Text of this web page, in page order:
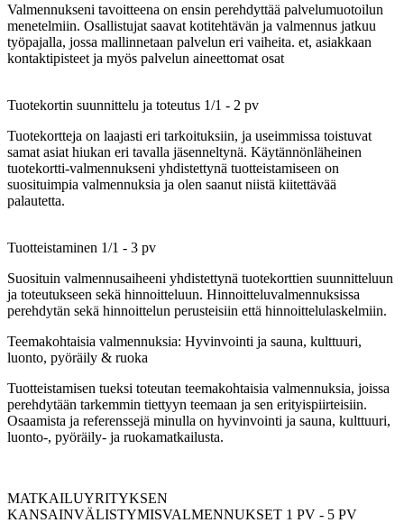
Valmennukseni tavoitteena on ensin perehdyttää palvelumuotoilun
menetelmiin. Osallistujat saavat kotitehtävän ja valmennus jatkuu
työpajalla, jossa mallinnetaan palvelun eri vaiheita. et, asiakkaan
kontaktipisteet ja myös palvelun aineettomat osat
Tuotekortin suunnittelu ja toteutus 1/1 - 2 pv
Tuotekortteja on laajasti eri tarkoituksiin, ja useimmissa toistuvat
samat asiat hiukan eri tavalla jäsenneltynä. Käytännönläheinen
tuotekortti-valmennukseni yhdistettynä tuotteistamiseen on
suosituimpia valmennuksia ja olen saanut niistä kiitettävää
palautetta.
Tuotteistaminen 1/1 - 3 pv
Suosituin valmennusaiheeni yhdistettynä tuotekorttien suunnitteluun
ja toteutukseen sekä hinnoitteluun. Hinnoitteluvalmennuksissa
perehdytän sekä hinnoittelun perusteisiin että hinnoittelulaskelmiin.
Teemakohtaisia valmennuksia: Hyvinvointi ja sauna, kulttuuri,
luonto, pyöräily & ruoka
Tuotteistamisen tueksi toteutan teemakohtaisia valmennuksia, joissa
perehdytään tarkemmin tiettyyn teemaan ja sen erityispiirteisiin.
Osaamista ja referenssejä minulla on hyvinvointi ja sauna, kulttuuri,
luonto-, pyöräily- ja ruokamatkailusta.
MATKAILUYRITYKSEN
KANSAINVÄLISTYMISVALMENNUKSET 1 PV - 5 PV